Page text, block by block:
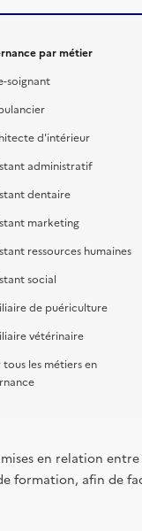
par métier
soignant
d'intérieur
administratif
dentaire
marketing
ressources humaines
social
de puériculture
vétérinaire
tous les métiers en
en relation entre
formation, afin de